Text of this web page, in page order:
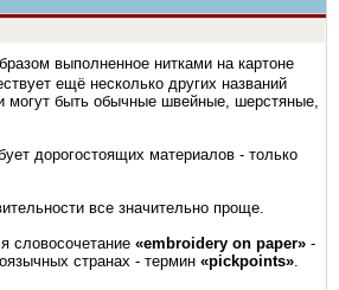
выполненное нитками на картоне
ещё несколько других названий
могут быть обычные швейные, шерстяные,
дорогостоящих материалов - только
все значительно проще.
словосочетание «embroidery on paper» -
странах - термин «pickpoints».